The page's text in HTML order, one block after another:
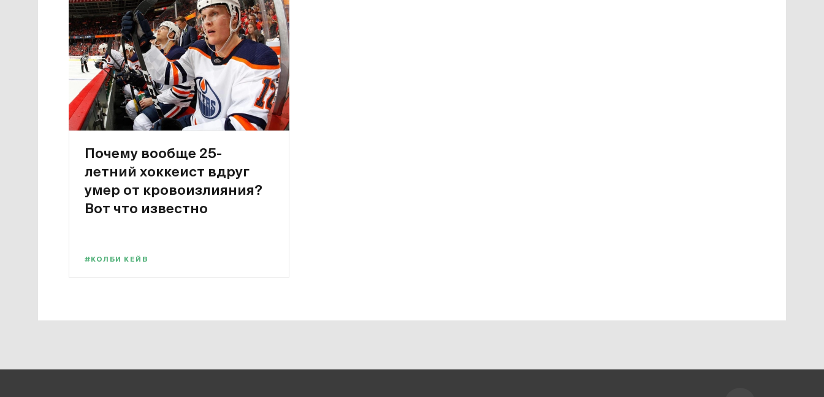
Почему вообще 25-
летний хоккеист вдруг
умер от кровоизлияния?
Вот что известно
#КОЛБИ КЕЙВ